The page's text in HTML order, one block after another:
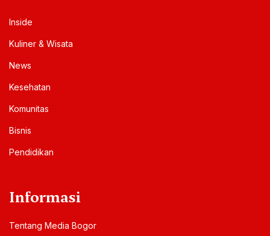
Inside
Kuliner & Wisata
News
Kesehatan
Komunitas
Bisnis
Pendidikan
Informasi
Tentang Media Bogor